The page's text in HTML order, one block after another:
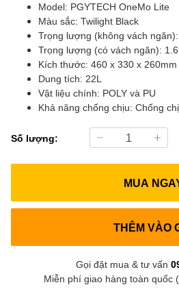
Model: PGYTECH OneMo Lite
Màu sắc: Twilight Black
Trọng lượng (không vách
Trọng lượng (có vách ngăn):
Kích thước: 460 x 330 x 260mm
Dung tích: 22L
Vật liệu chính: POLY và PU
Khả năng chống chịu: Chống
Số lượng:
MUA
THÊM VÀO
Gọi đặt mua & tư vấn
Miễn phí giao hàng toàn quốc